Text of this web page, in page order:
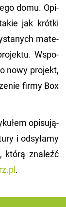
domu. Opi­
jak krót­ki
ma­te­
Wspo­
nowy pro­jekt,
firmy Box
opi­su­ją­
i od­sy­ła­my
którą zna­leźć
.